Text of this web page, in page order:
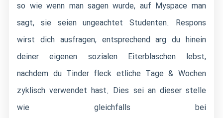
so wie wenn man sagen wurde, auf Myspace man
sagt, sie seien ungeachtet Studenten. Respons
wirst dich ausfragen, entsprechend arg du hinein
deiner eigenen sozialen Eiterblaschen lebst,
nachdem du Tinder fleck etliche Tage & Wochen
zyklisch verwendet hast. Dies sei an dieser stelle
wie gleichfalls bei